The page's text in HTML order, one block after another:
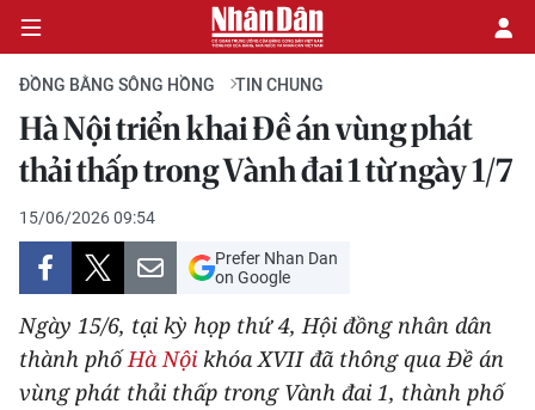
CHÍNH TRỊ
KINH TẾ
VĂN HÓA
XÃ HỘI
PHÁP LUẬT
ĐỒNG BẰNG SÔNG HỒNG TIN CHUNG
Hà Nội triển khai Đề án vùng phát
thải thấp trong Vành đai 1 từ ngày 1/7
15/06/2026 09:54
Prefer Nhan Dan
on Google
Ngày 15/6, tại kỳ họp thứ 4, Hội đồng nhân dân
thành phốHà Nội khóa XVII đã thông qua Đề án
vùng phát thải thấp trong Vành đai 1, thành phố